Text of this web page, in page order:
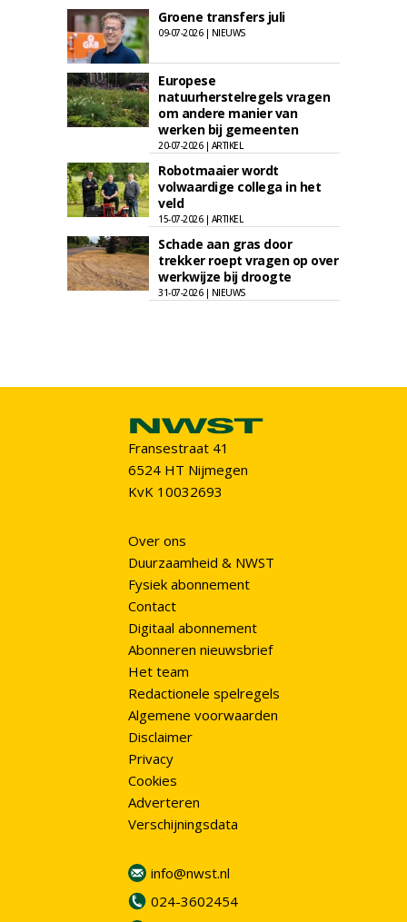
Groene transfers juli
09-07-2026 | NIEUWS
Europese
natuurherstelregels vragen
om andere manier van
werken bij gemeenten
20-07-2026 | ARTIKEL
Robotmaaier wordt
volwaardige collega in het
veld
15-07-2026 | ARTIKEL
Schade aan gras door
trekker roept vragen op over
werkwijze bij droogte
31-07-2026 | NIEUWS
Fransestraat 41
6524 HT Nijmegen
KvK 10032693
Over ons
Duurzaamheid & NWST
Fysiek abonnement
Contact
Digitaal abonnement
Abonneren nieuwsbrief
Het team
Redactionele spelregels
Algemene voorwaarden
Disclaimer
Privacy
Cookies
Adverteren
Verschijningsdata
info@nwst.nl
024-3602454